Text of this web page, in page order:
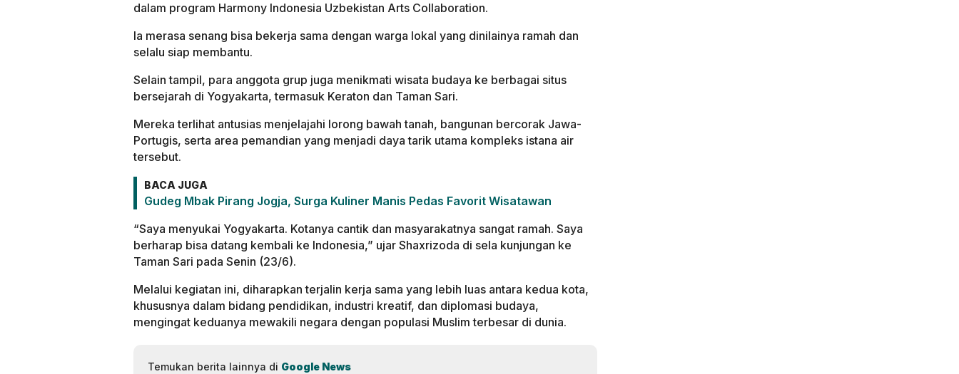
dalam program Harmony Indonesia Uzbekistan Arts Collaboration.
Ia merasa senang bisa bekerja sama dengan warga lokal yang dinilainya ramah dan
selalu siap membantu.
Selain tampil, para anggota grup juga menikmati wisata budaya ke berbagai situs
bersejarah di Yogyakarta, termasuk Keraton dan Taman Sari.
Mereka terlihat antusias menjelajahi lorong bawah tanah, bangunan bercorak Jawa-
Portugis, serta area pemandian yang menjadi daya tarik utama kompleks istana air
tersebut.
BACA JUGA
Gudeg Mbak Pirang Jogja, Surga Kuliner Manis Pedas Favorit Wisatawan
“Saya menyukai Yogyakarta. Kotanya cantik dan masyarakatnya sangat ramah. Saya
berharap bisa datang kembali ke Indonesia,” ujar Shaxrizoda di sela kunjungan ke
Taman Sari pada Senin (23/6).
Melalui kegiatan ini, diharapkan terjalin kerja sama yang lebih luas antara kedua kota,
khususnya dalam bidang pendidikan, industri kreatif, dan diplomasi budaya,
mengingat keduanya mewakili negara dengan populasi Muslim terbesar di dunia.
Temukan berita lainnya di Google News